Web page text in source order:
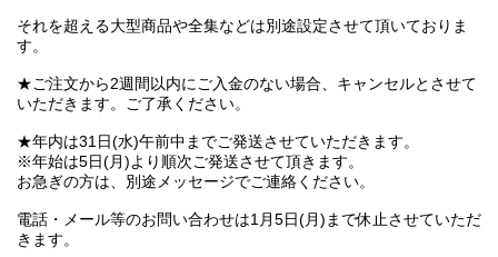
それを超える大型商品や全集などは別途設定させて頂いておりま
す。
★ご注文から2週間以内にご入金のない場合、キャンセルとさせて
いただきます。ご了承ください。
★年内は31日(水)午前中までご発送させていただきます。
※年始は5日(月)より順次ご発送させて頂きます。
お急ぎの方は、別途メッセージでご連絡ください。
電話・メール等のお問い合わせは1月5日(月)まで休止させていただ
きます。